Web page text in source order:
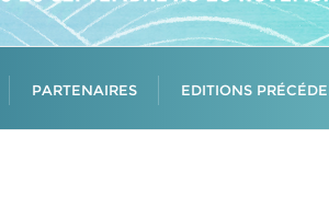
PARTENAIRES EDITIONS